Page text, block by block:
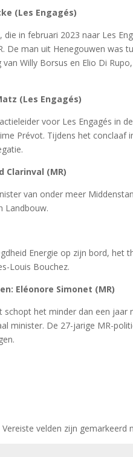
(Les Engagés)
die in februari 2023 naar Les
De man uit Henegouwen was
Willy Borsus en Elio Di
(Les Engagés)
voor Les Engagés in
Prévot. Tijdens het conclaaf
Clarinval (MR)
van onder meer
Landbouw.
Energie op zijn bord, het
Louis Bouchez.
Eléonore Simonet (MR)
schopt het minder dan een
minister. De 27-jarige MR-
Vereiste velden zijn gemarkeerd